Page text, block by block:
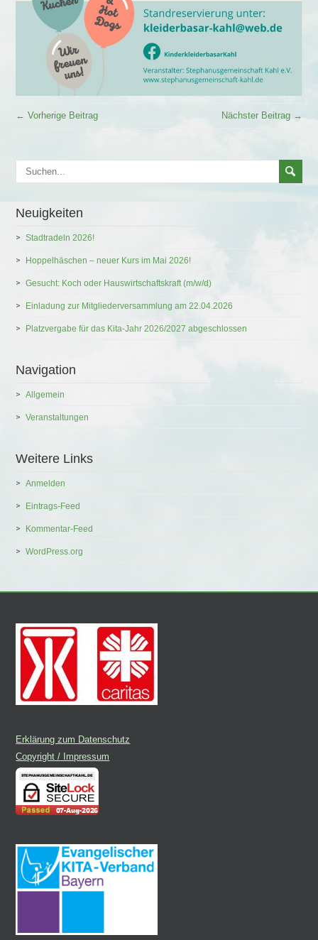
← Vorherige Beitrag Nächster Beitrag →
Neuigkeiten
Stadtradeln 2026!
Hoppelhäschen – neuer Kurs im Mai 2026!
Gesucht: Koch oder Hauswirtschaftskraft (m/w/d)
Einladung zur Mitgliederversammlung am 22.04.2026
Platzvergabe für das Kita-Jahr 2026/2027 abgeschlossen
Navigation
Allgemein
Veranstaltungen
Weitere Links
Anmelden
Eintrags-Feed
Kommentar-Feed
WordPress.org
Erklärung zum Datenschutz
Copyright / Impressum